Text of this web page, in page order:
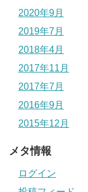
2020年9月
2019年7月
2018年4月
2017年11月
2017年7月
2016年9月
2015年12月
メタ情報
ログイン